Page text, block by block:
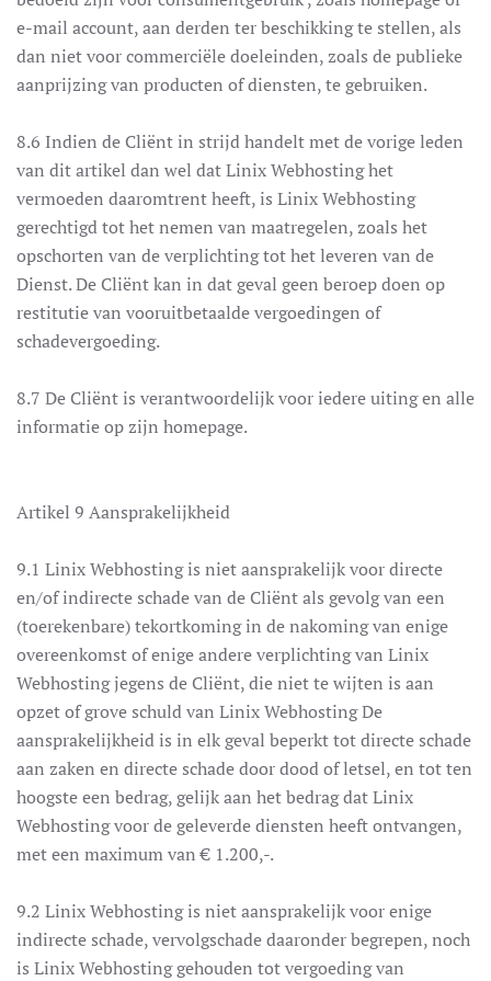
e-mail account, aan derden ter beschikking te stellen, als
dan niet voor commerciële doeleinden, zoals de publieke
aanprijzing van producten of diensten, te gebruiken.
8.6 Indien de Cliënt in strijd handelt met de vorige leden
van dit artikel dan wel dat Linix Webhosting het
vermoeden daaromtrent heeft, is Linix Webhosting
gerechtigd tot het nemen van maatregelen, zoals het
opschorten van de verplichting tot het leveren van de
Dienst. De Cliënt kan in dat geval geen beroep doen op
restitutie van vooruitbetaalde vergoedingen of
schadevergoeding.
8.7 De Cliënt is verantwoordelijk voor iedere uiting en alle
informatie op zijn homepage.
Artikel 9 Aansprakelijkheid
9.1 Linix Webhosting is niet aansprakelijk voor directe
en/of indirecte schade van de Cliënt als gevolg van een
(toerekenbare) tekortkoming in de nakoming van enige
overeenkomst of enige andere verplichting van Linix
Webhosting jegens de Cliënt, die niet te wijten is aan
opzet of grove schuld van Linix Webhosting De
aansprakelijkheid is in elk geval beperkt tot directe schade
aan zaken en directe schade door dood of letsel, en tot ten
hoogste een bedrag, gelijk aan het bedrag dat Linix
Webhosting voor de geleverde diensten heeft ontvangen,
met een maximum van € 1.200,-.
9.2 Linix Webhosting is niet aansprakelijk voor enige
indirecte schade, vervolgschade daaronder begrepen, noch
is Linix Webhosting gehouden tot vergoeding van